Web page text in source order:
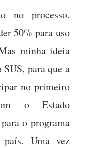
no processo.
50% para uso
minha ideia
para que a
no primeiro
o Estado
o programa
Uma vez